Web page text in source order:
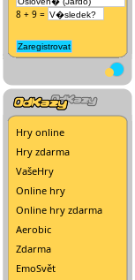
8 + 9 =
Hry online
Hry zdarma
VašeHry
Online hry
Online hry zdarma
Aerobic
Zdarma
EmoSvět